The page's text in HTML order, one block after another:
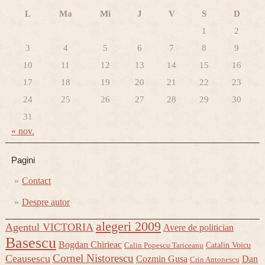
L Ma Mi J V S
D
1
2
3
4 5 6 7 8
9
10
11 12 13 14 15
16
17
18 19 20 21 22
23
24
25 26 27 28 29
30
31
« nov.
Pagini
Contact
Despre autor
Agentul VICTORIA alegeri 2009 Avere de politician
Basescu Bogdan Chirieac Calin Popescu Tariceanu Catalin Voicu
Ceausescu Cornel Nistorescu Cozmin Gusa Crin Antonescu Dan